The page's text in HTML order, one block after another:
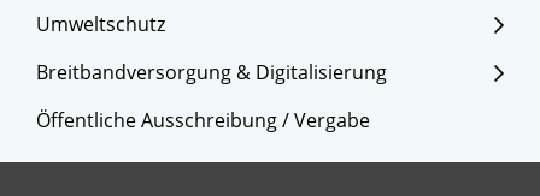
Umweltschutz
Breitbandversorgung & Digitalisierung
Öffentliche Ausschreibung / Vergabe